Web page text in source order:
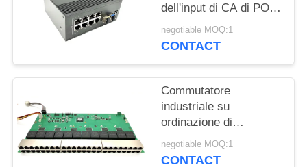
dell'input di CA di POE
PSE 220v del porto del
commutatore 8 di
negotiable MOQ:1
CONTACT
Commutatore
industriale su
ordinazione di
Ethernet, commutatore
di Ethernet diretto
negotiable MOQ:1
CONTACT